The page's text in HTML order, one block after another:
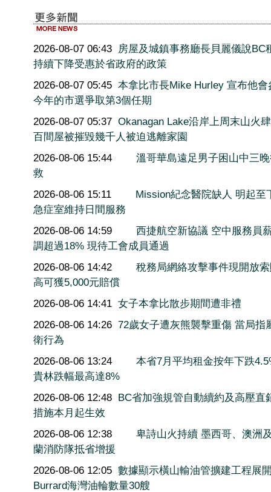
2026-08-07 06:43 房屋及城鎮事務廳長貝麗儀說BC
持續下降受惠於省政府的政策
2026-08-07 05:45 本拿比市長Mike Hurley 宣布他會
今年的市選爭取第3個任期
2026-08-07 05:37 Okanagan Lake沿岸上周末山火
百間屋被摧毀幾千人被迫逃離家園
2026-08-06 15:44
溫哥華島遠足男子困山中三
救
2026-08-06 15:11
Mission紀念醫院缺人 明起至
急症室維持日間服務
2026-08-06 14:59
西捷航空新協議 空中服務員
調超過18% 現待工會成員通過
2026-08-06 14:42
稅務局網絡攻擊事件現開放
高可獲5,000元賠償
2026-08-06 14:41 女子本拿比散步期間遭非禮
2026-08-06 14:26 72歲女子遭灰熊襲擊重傷 當局指
衛行為
2026-08-06 13:24
本省7月平均租金按年下跌
貴林跌幅最高達8%
2026-08-06 12:48 BC省加強規管自動續約及高壓直
措施本月起生效
2026-08-06 12:38
卑詩山火持續 墨西哥、澳洲
蘭消防隊抵省增援
2026-08-06 12:05 數據顯示橫山輸油管擴建工程展
Burrard海灣油輪數量30艘